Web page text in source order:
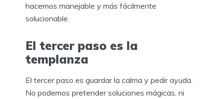
hacemos manejable y más fácilmente
solucionable.
El tercer paso es la
templanza
El tercer paso es guardar la calma y pedir ayuda.
No podemos pretender soluciones mágicas, ni